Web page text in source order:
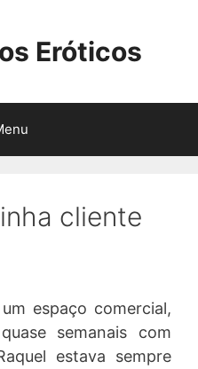
Eróticos
cliente
espaço comercial,
semanais com
estava sempre